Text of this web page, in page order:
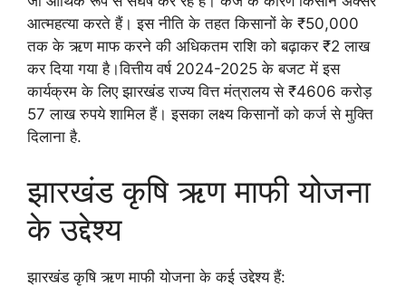
आत्महत्या करते हैं। इस नीति के तहत किसानों के ₹50,000
तक के ऋण माफ करने की अधिकतम राशि को बढ़ाकर ₹2 लाख
कर दिया गया है।वित्तीय वर्ष 2024-2025 के बजट में इस
कार्यक्रम के लिए झारखंड राज्य वित्त मंत्रालय से ₹4606 करोड़
57 लाख रुपये शामिल हैं। इसका लक्ष्य किसानों को कर्ज से मुक्ति
दिलाना है.
झारखंड कृषि ऋण माफी योजना
के उद्देश्य
झारखंड कृषि ऋण माफी योजना के कई उद्देश्य हैं: